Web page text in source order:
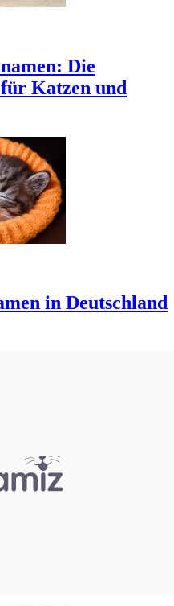
Die
Katzen und
in Deutschland